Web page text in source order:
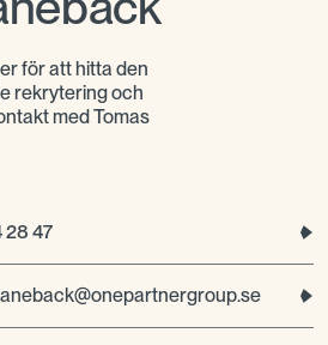
för att hitta den
rekrytering och
med Tomas
28 47